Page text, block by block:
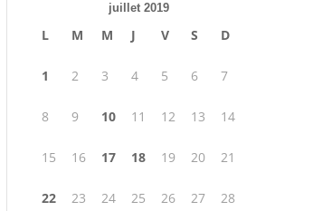
juillet 2019
L M M J V S D
1 2 3 4 5 6 7
8 9 10 11 12 13 14
15 16 17 18 19 20 21
22 23 24 25 26 27 28